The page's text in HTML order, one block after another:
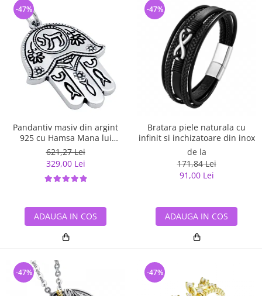
Pandantiv masiv din argint
925 cu Hamsa Mana lui
Fatima
621,27 Lei
329,00 Lei
-47%
ADAUGA IN COS
Bratara piele naturala cu
infinit si inchizatoare din inox
de la
171,84 Lei
91,00 Lei
-47%
ADAUGA IN COS
-47% -47%